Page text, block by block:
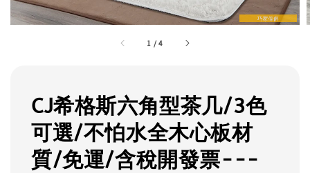
1 /4
CJ希格斯六角型茶几/3色
可選/不怕水全木心板材
質/免運/含稅開發票---